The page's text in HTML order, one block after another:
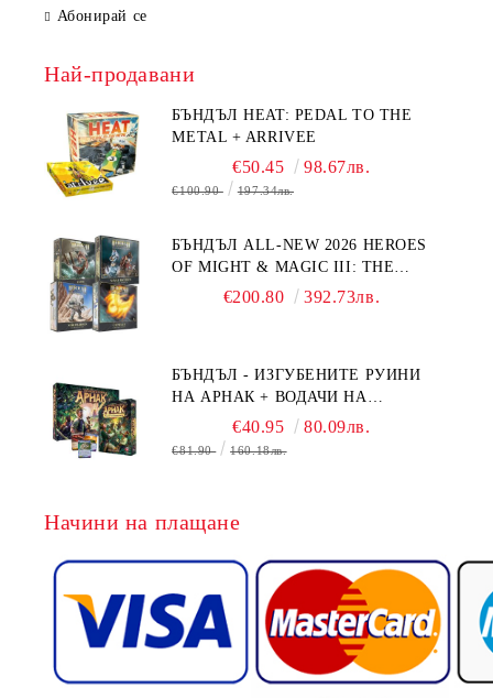
Абонирай се
Най-продавани
БЪНДЪЛ HEAT: PEDAL TO THE
METAL + ARRIVEE
€50.45 98.67лв.
€100.90 197.34лв.
БЪНДЪЛ ALL-NEW 2026 HEROES
OF MIGHT & MAGIC III: THE
BOARD GAME EXPANSIONS -
€200.80 392.73лв.
БЪНДЪЛ - ИЗГУБЕНИТЕ РУИНИ
НА АРНАК + ВОДАЧИ НА
ЕКСПЕДИЦИИ + ПРОМО КАРТИ
БЕЗПЛАТНО
€40.95 80.09лв.
€81.90 160.18лв.
Начини на плащане